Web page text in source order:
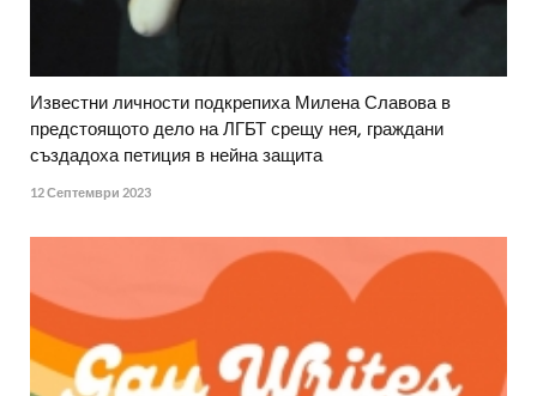
Известни личности подкрепиха Милена Славова в
предстоящото дело на ЛГБТ срещу нея, граждани
създадоха петиция в нейна защита
12 Септември 2023